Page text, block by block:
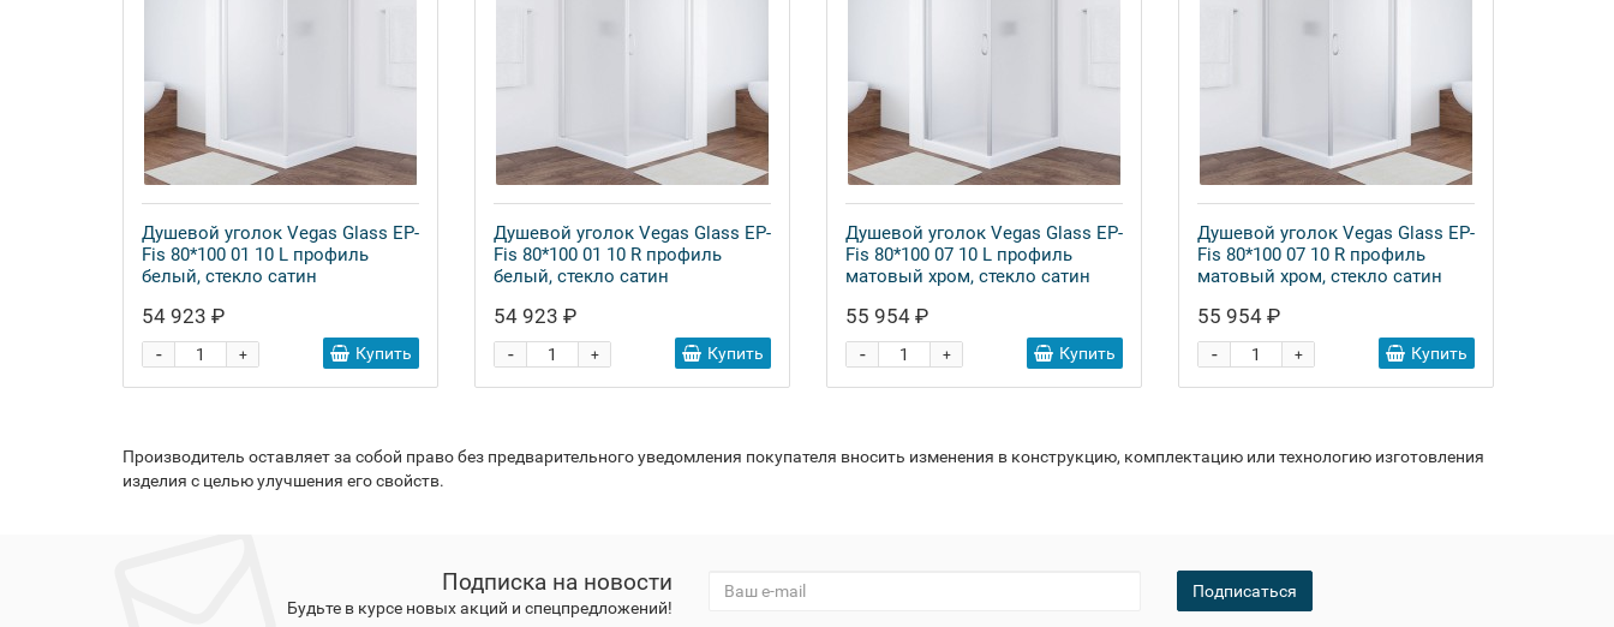
Душевой уголок Vegas Glass EP-
Fis 80*100 01 10 L профиль
белый, стекло сатин
54 923 ₽
+
- Купить
Душевой уголок Vegas Glass EP-
Fis 80*100 01 10 R профиль
белый, стекло сатин
54 923 ₽
+
- Купить
Душевой уголок Vegas Glass EP-
Fis 80*100 07 10 L профиль
матовый хром, стекло сатин
55 954 ₽
+
- Купить
Душевой уголок Vegas Glass EP-
Fis 80*100 07 10 R профиль
матовый хром, стекло сатин
55 954 ₽
+
- Купить
Производитель оставляет за собой право без предварительного уведомления покупателя вносить изменения в конструкцию, комплектацию или технологию изготовления
изделия с целью улучшения его свойств.
Подписка на новости
Будьте в курсе новых акций и спецпредложений!
Подписаться